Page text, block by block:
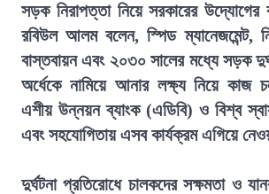
সড়ক নিরাপত্তা নিয়ে সরকারের
রবিউল আলম বলেন, স্পিড ম্যানেজমেন্ট,
বাস্তবায়ন এবং ২০৩০ সালের মধ্যে সড়ক
অর্ধেকে নামিয়ে আনার লক্ষ্য নিয়ে কাজ
এশীয় উন্নয়ন ব্যাংক (এডিবি) ও বিশ্ব
এবং সহযোগিতায় এসব কার্যক্রম এগিয়ে
দুর্ঘটনা প্রতিরোধে চালকদের সক্ষমতা ও